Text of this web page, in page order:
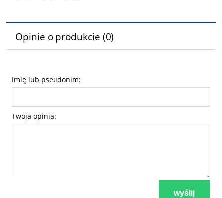
Opinie o produkcie (0)
Imię lub pseudonim:
Twoja opinia:
wyślij